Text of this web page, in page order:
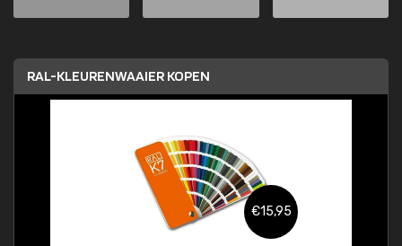
RAL-KLEURENWAAIER KOPEN
€15,95